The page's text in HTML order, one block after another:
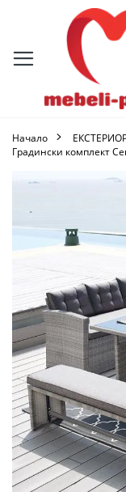
Начало
Градински комплект
Преминете
края
на
галерията
изображенията